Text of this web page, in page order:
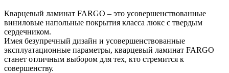
Кварцевый ламинат FARGO – это усовершенствованные
виниловые напольные покрытия класса люкс с твердым
сердечником.
Имея безупречный дизайн и усовершенствованные
эксплуатационные параметры, кварцевый ламинат FARGO
станет отличным выбором для тех, кто стремится к
совершенству.